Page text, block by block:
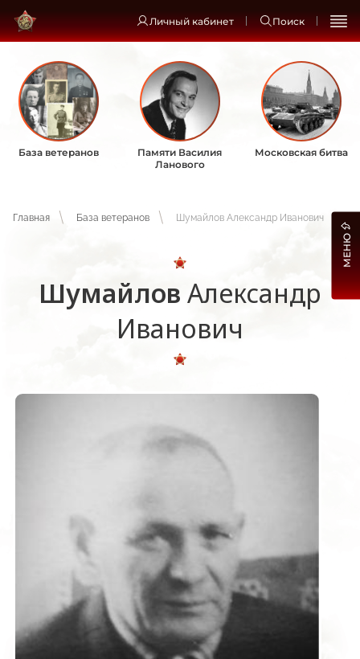
Личный кабинет Поиск
База ветеранов
Памяти Василия
Ланового
Московская битва
Главная База ветеранов Шумайлов Александр Иванович
Шумайлов Александр
Иванович
МЕНЮ